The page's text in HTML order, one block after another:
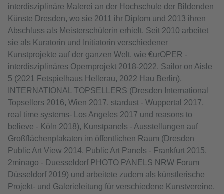
interdisziplinäre Malerei an der Hochschule der Bildenden
Künste Dresden, wo sie 2011 ihr Diplom und 2013 ihren
Abschluss als Meisterschülerin erhielt. Seit 2010 arbeitet
sie als Kuratorin und Initiatorin verschiedener
Kunstprojekte auf der ganzen Welt, wie €urOPER -
interdisziplinäres Opernprojekt 2018-2022, Sailor on Aisle
5 (2021 Fetspielhaus Hellerau, 2022 Hau Berlin),
INTERNATIONAL TOPSELLERS (Dresden International
Topsellers 2016, Wien 2017, stardust - Wuppertal 2017,
real time systems- Los Angeles 2017 und reasons to
believe - Köln 2018), Kunstpanels - Ausstellungen auf
Großflächenplakaten im öffentlichen Raum (Dresden
Public Art View 2014, Public Art Panels - Frankfurt 2015,
2minago - Duesseldorf PHOTO PANELS NRW Forum
Düsseldorf 2019) und arbeitete zudem als künstlerische
Projekt- und Galerieleitung für verschiedene Kunstvereine.